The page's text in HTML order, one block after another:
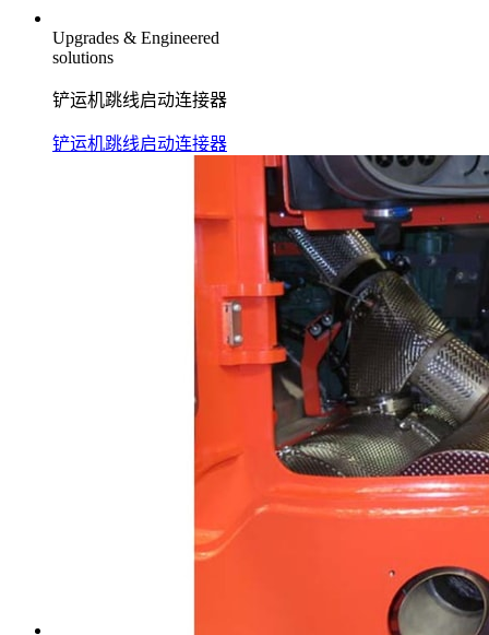
Upgrades & Engineered
solutions
铲运机跳线启动连接器
铲运机跳线启动连接器